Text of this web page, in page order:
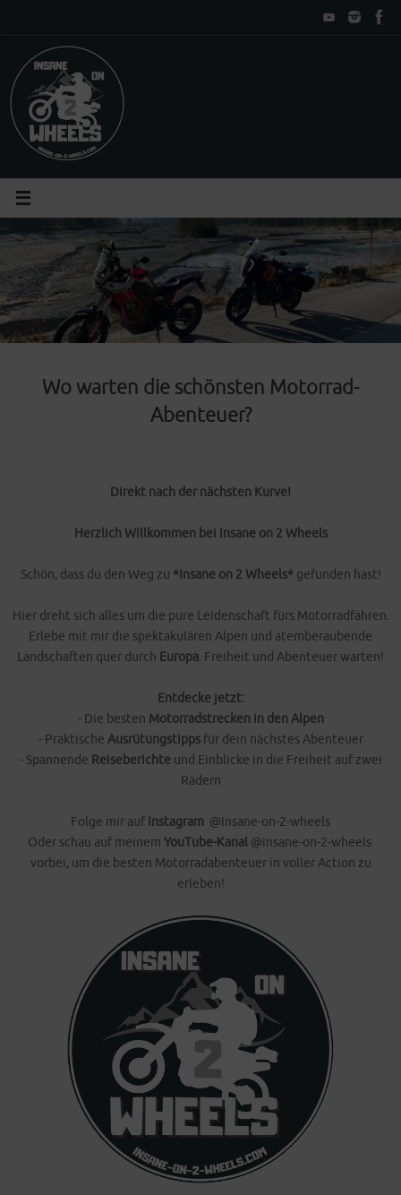
Wo warten die schönsten Motorrad-
Abenteuer?
Direkt nach der nächsten Kurve!
Herzlich Willkommen bei Insane on 2 Wheels
Schön, dass du den Weg zu *Insane on 2 Wheels* gefunden hast!
Hier dreht sich alles um die pure Leidenschaft fürs Motorradfahren.
Erlebe mit mir die spektakulären Alpen und atemberaubende
Landschaften quer durch Europa. Freiheit und Abenteuer warten!
Entdecke jetzt:
- Die besten Motorradstrecken in den Alpen
- Praktische Ausrütungstippsfür dein nächstes Abenteuer
- Spannende Reiseberichteund Einblicke in die Freiheit auf zwei
Rädern
Folge mir auf Instagram @Insane-on-2-wheels
Oder schau auf meinem YouTube-Kanal @insane-on-2-wheels
vorbei, um die besten Motorradabenteuer in voller Action zu
erleben!